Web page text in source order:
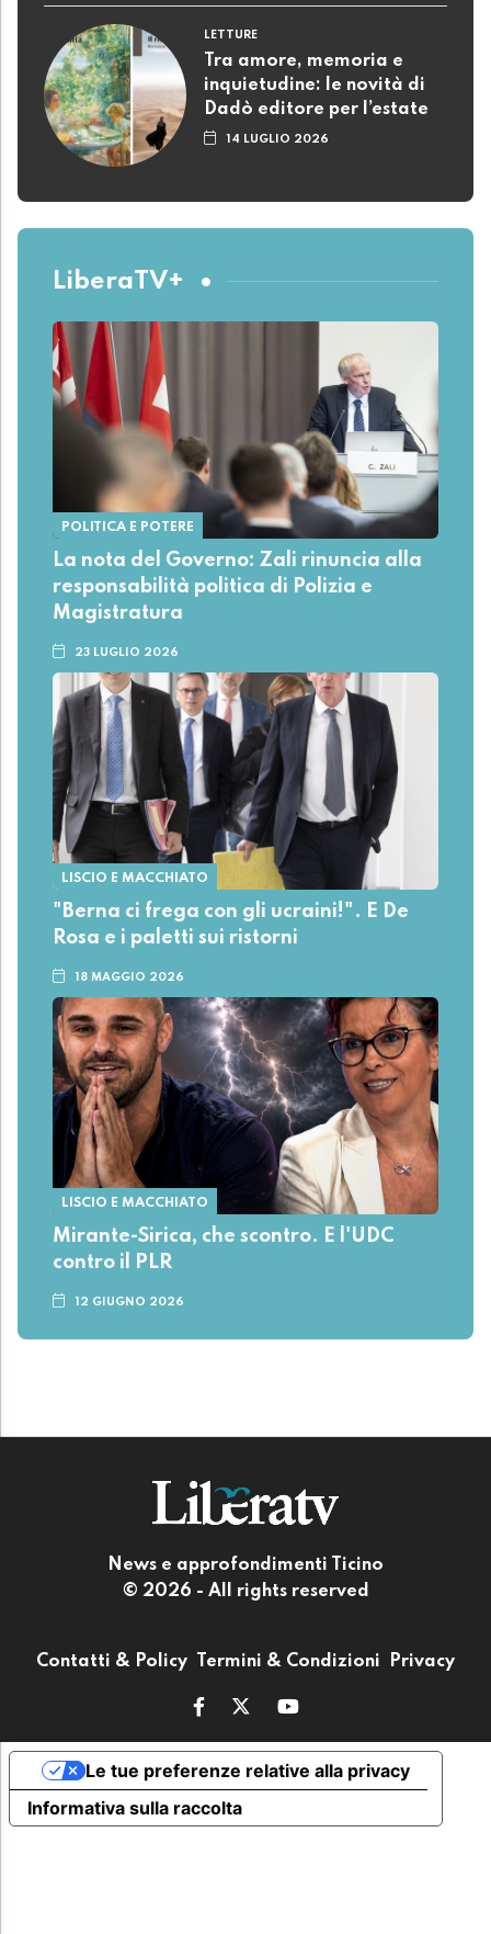
LETTURE
Tra amore, memoria e
inquietudine: le novità di
Dadò editore per l’estate
14 LUGLIO 2026
LiberaTV+
POLITICA E POTERE
La nota del Governo: Zali rinuncia alla
responsabilità politica di Polizia e
Magistratura
23 LUGLIO 2026
LISCIO E MACCHIATO
"Berna ci frega con gli ucraini!". E De
Rosa e i paletti sui ristorni
18 MAGGIO 2026
LISCIO E MACCHIATO
Mirante-Sirica, che scontro. E l'UDC
contro il PLR
12 GIUGNO 2026
News e approfondimenti Ticino
© 2026 - All rights reserved
Contatti & Policy Termini & Condizioni Privacy
Informativa sulla raccolta
Le tue preferenze relative alla privacy